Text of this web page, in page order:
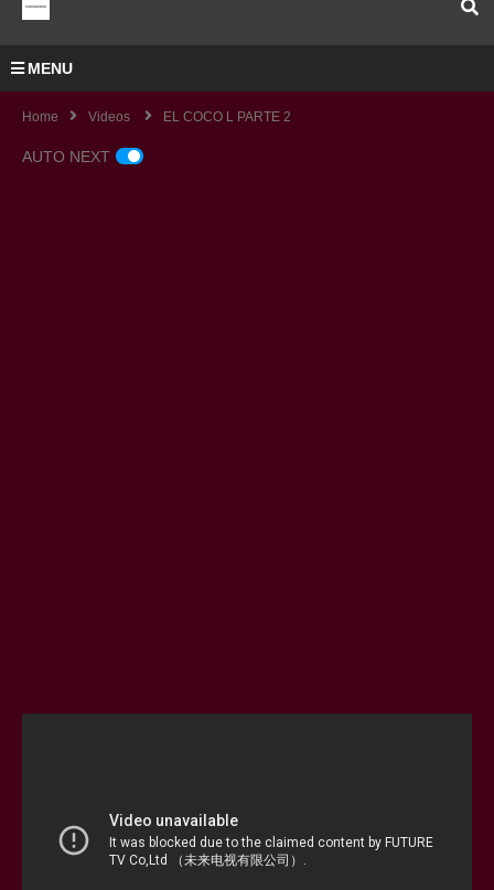
MENU
Home Videos EL COCO L PARTE 2
AUTO NEXT